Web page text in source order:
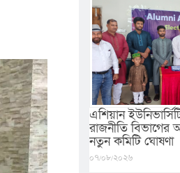
এশিয়ান
রাজনীতি বিভাগের
নতুন কমিটি ঘোষণা
০৭/০৮/২০২৬